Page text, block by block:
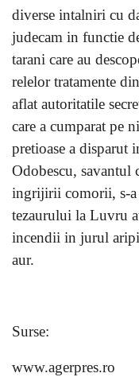
diverse intalniri cu
judecam in functie
tarani care au
relelor tratamente
aflat autoritatile
care a cumparat pe
pretioase a disparut
Odobescu, savantul
ingrijirii comorii, s-a
tezaurului la Luvru
incendii in jurul
aur.
Surse:
www.agerpres.ro